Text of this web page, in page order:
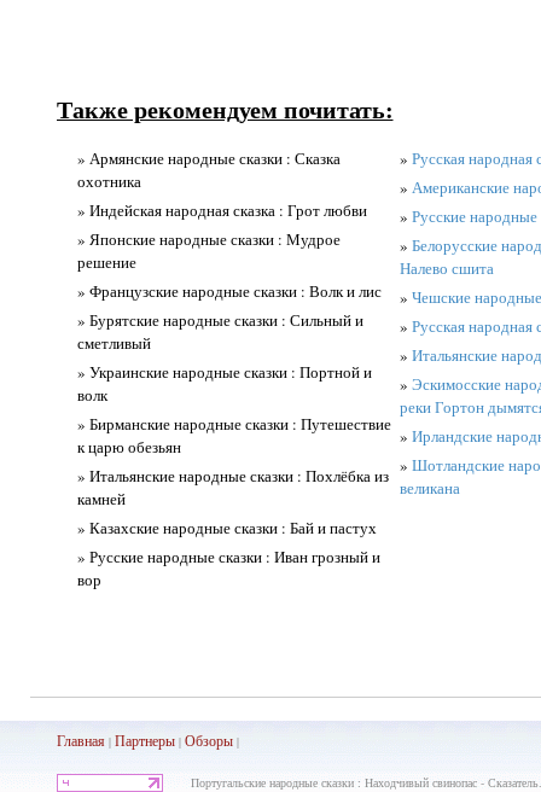
Также рекомендуем почитать:
» Армянские народные сказки : Сказка
охотника
» Индейская народная сказка : Грот любви
» Японские народные сказки : Мудрое
решение
» Французские народные сказки : Волк и лис
» Бурятские народные сказки : Сильный и
сметливый
» Украинские народные сказки : Портной и
волк
» Бирманские народные сказки : Путешествие
к царю обезьян
» Итальянские народные сказки : Похлёбка из
камней
» Казахские народные сказки : Бай и пастух
» Русские народные сказки : Иван грозный и
вор
» Русская народная
» Американские
» Русские народные
» Белорусские
Налево сшита
» Чешские
» Русская народная
» Итальянские
» Эскимосские
реки Гортон
» Ирландские
» Шотландские
великана
Главная| Партнеры| Обзоры|
Португальские народные сказки : Находчивый свинопас -